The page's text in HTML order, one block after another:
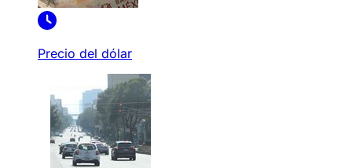
Precio del dólar